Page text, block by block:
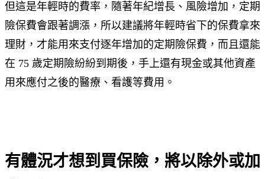
但這是年輕時的費率，隨著年紀增長、風險增加，定期
險保費會跟著調漲，所以建議將年輕時省下的保費拿來
理財，才能用來支付逐年增加的定期險保費，而且還能
在 75 歲定期險紛紛到期後，手上還有現金或其他資產
用來應付之後的醫療、看護等費用。
有體況才想到買保險，將以除外或加